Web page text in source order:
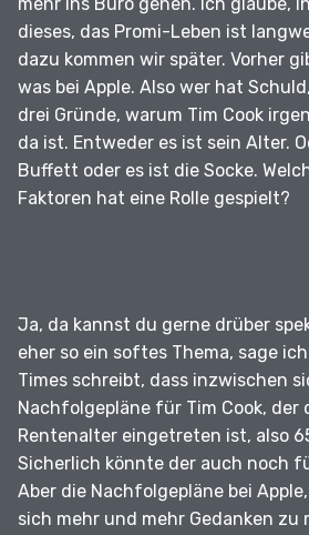
dieses, das Promi-Leben ist
dazu kommen wir später. Vorher
was bei Apple. Also wer hat
drei Gründe, warum Tim Cook
da ist. Entweder es ist sein Alter.
Buffett oder es ist die Socke.
Faktoren hat eine Rolle gespielt?
Ja, da kannst du gerne drüber
eher so ein softes Thema, sage
Times schreibt, dass inzwischen
Nachfolgepläne für Tim Cook, der
Rentenalter eingetreten ist, also
Sicherlich könnte der auch noch
Aber die Nachfolgepläne bei
sich mehr und mehr Gedanken zu